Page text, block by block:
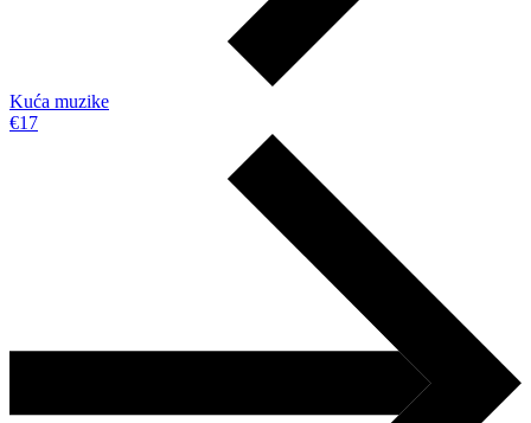
Kuća muzike
€17